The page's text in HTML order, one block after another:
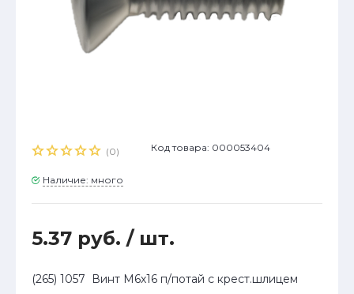
(0) Код товара: 000053404
Наличие: много
5.37 руб. / шт.
(265) 1057 Винт М6х16 п/потай с крест.шлицем